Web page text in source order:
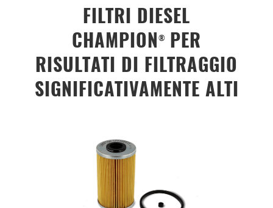
FILTRI DIESEL
CHAMPION® PER
RISULTATI DI FILTRAGGIO
SIGNIFICATIVAMENTE ALTI